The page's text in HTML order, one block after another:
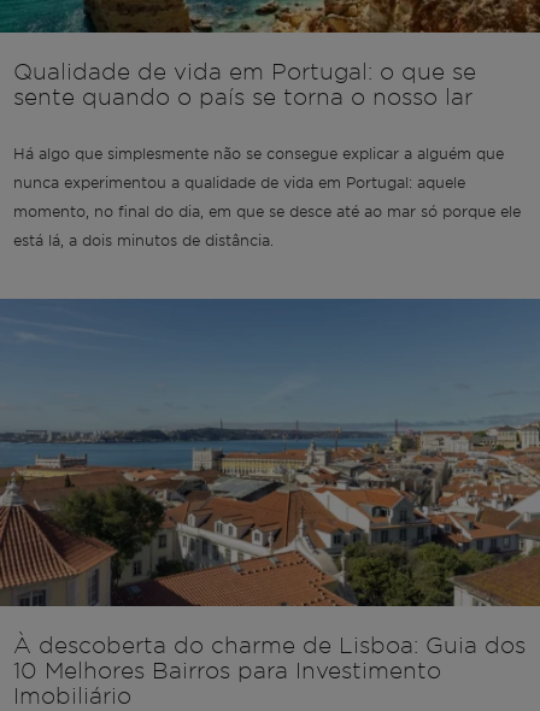
Qualidade de vida em Portugal: o que se
sente quando o país se torna o nosso lar
Há algo que simplesmente não se consegue explicar a alguém que
nunca experimentou a qualidade de vida em Portugal: aquele
momento, no final do dia, em que se desce até ao mar só porque ele
está lá, a dois minutos de distância.
À descoberta do charme de Lisboa: Guia dos
10 Melhores Bairros para Investimento
Imobiliário